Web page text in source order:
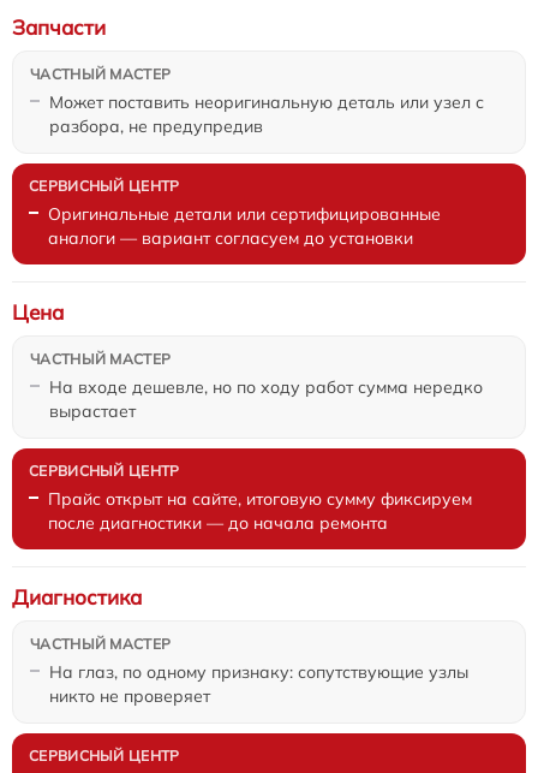
Может поставить неоригинальную деталь или узел с
разбора, не предупредив
Запчасти
Оригинальные детали или сертифицированные
аналоги — вариант согласуем до установки
На входе дешевле, но по ходу работ сумма нередко
вырастает
Цена
Прайс открыт на сайте, итоговую сумму фиксируем
после диагностики — до начала ремонта
На глаз, по одному признаку: сопутствующие узлы
никто не проверяет
Диагностика